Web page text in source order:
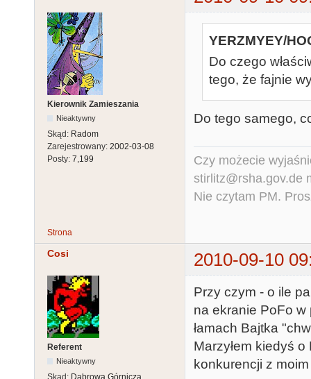
Kierownik Zamieszania
Nieaktywny
Skąd: Radom
Zarejestrowany: 2002-03-08
Posty: 7,199
YERZMYEY/
Do czego
tego, że fajnie
Do tego samego,
Czy możecie
stirlitz@rsha.gov.de
Nie czytam PM.
Strona
Cosi 2010-09-10
Referent
Nieaktywny
Przy czym - o ile
na ekranie PoFo
łamach Bajtka
Marzyłem kiedyś
konkurencji z